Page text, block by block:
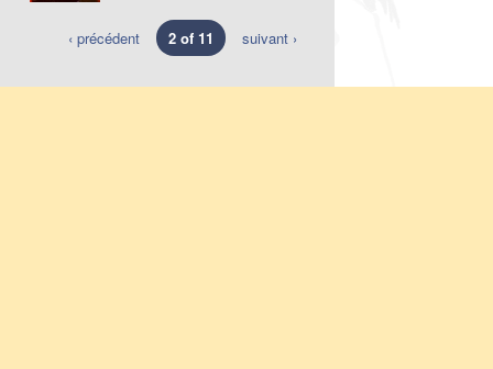
‹ précédent 2 of 11 suivant ›